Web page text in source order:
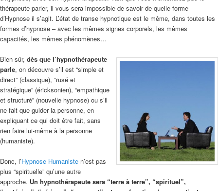
thérapeute parler, il vous sera impossible de savoir de quelle forme
d’Hypnose il s’agit. L’état de transe hypnotique est le même, dans toutes les
formes d’hypnose – avec les mêmes signes corporels, les mêmes
capacités, les mêmes phénomènes…
Bien sûr, dès que l’hypnothérapeute
parle, on découvre s’il est “simple et
direct” (classique), “rusé et
stratégique” (éricksonien), “empathique
et structuré” (nouvelle hypnose) ou s’il
ne fait que guider la personne, en
expliquant ce qui doit être fait, sans
rien faire lui-même à la personne
(humaniste).
Donc, l’Hypnose Humaniste n’est pas
plus “spirituelle” qu’une autre
approche. Un hypnothérapeute sera “terre à terre”, “spirituel”,